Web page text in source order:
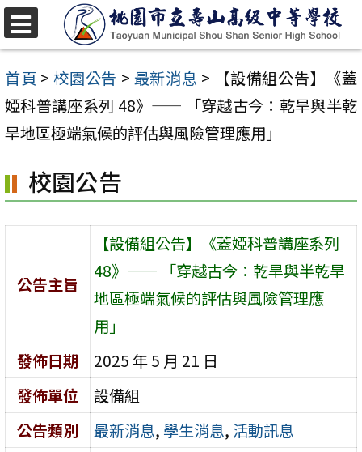
跳
至
主
要
內
區
首頁 > 校園公告 > 最新消息 >
【設備組公告】《蓋
婭科普講座系列 48》—— 「穿越古今：乾旱與半乾
旱地區極端氣候的評估與風險管理應用」
校園公告
公告主旨
【設備組公告】《蓋婭科普講座系列
48》—— 「穿越古今：乾旱與半乾旱
地區極端氣候的評估與風險管理應
用」
發佈日期
2025 年 5 月 21 日
發佈單位
設備組
公告類別
最新消息, 學生消息, 活動訊息
選
單